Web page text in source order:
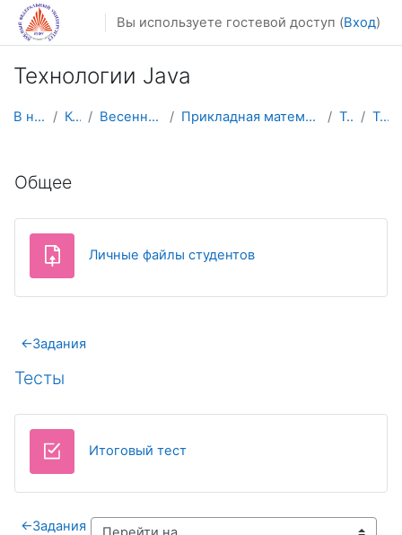
Перейти к основному содержанию
Вы используете гостевой доступ (Вход)
Технологии Java
В начало Курсы Весенний семестр Прикладная математика и информатика TJava Тесты
Общее
Личные файлы студентовЗадание
←Задания
Тесты
Итоговый тест
←Задания